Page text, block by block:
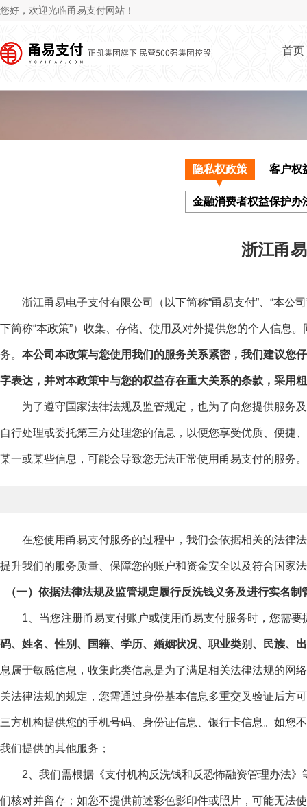
您好，欢迎光临甬易支付网站！
首页
隐私权政策 客户权
金融消费者权益保护办
浙江甬
浙江甬易电子支付有限公司（以下简称“甬易支付”、“本公
下简称“本政策”）收集、存储、使用及对外提供您的个人信息
务。 本公司本政策与您使用我们的服务关系紧密，我们建议您
字表达，并对本政策中与您的权益存在重大关系的条款，采用
为了遵守国家法律法规及监管规定，也为了向您提供服务及
自行处理或委托第三方处理您的信息，以便您享受优质、便捷
某一或某些信息，可能会导致您无法正常使用甬易支付的服务
在您使用甬易支付服务的过程中，我们会依据相关的法律法
提升我们的服务质量、保障您的账户和资金安全以及符合国家
（一）依据法律法规及监管规定履行反洗钱义务及进行实名制
1、当您注册甬易支付账户或使用甬易支付服务时，您需要
码、姓名、性别、国籍、学历、婚姻状况、职业类别、民族、
息属于敏感信息，收集此类信息是为了满足相关法律法规的网
关法律法规的规定，您需通过身份基本信息多重交叉验证后方
三方机构提供您的手机号码、身份证信息、银行卡信息。如您
我们提供的其他服务；
2、我们需根据《支付机构反洗钱和反恐怖融资管理办法》
们核对并留存；如您不提供前述彩色影印件或照片，可能无法